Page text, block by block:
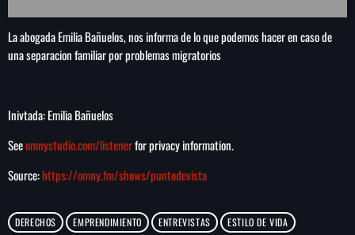
INICIO
PROGRAMACIÓN
LOCUCIÓN (TALENTO AL AIRE)
RANKING
COMUNÍCATE
PUBLICIDAD
HISTORIA
La abogada Emilia Bañuelos, nos informa de lo que podemos hacer en caso de
una separacion familiar por problemas migratorios
Inivtada: Emilia Bañuelos
Seeomnystudio.com/listenerfor privacy information.
Source:https://omny.fm/shows/puntodevista
DERECHOS EMPRENDIMIENTO ENTREVISTAS
ESTILO DE VIDA